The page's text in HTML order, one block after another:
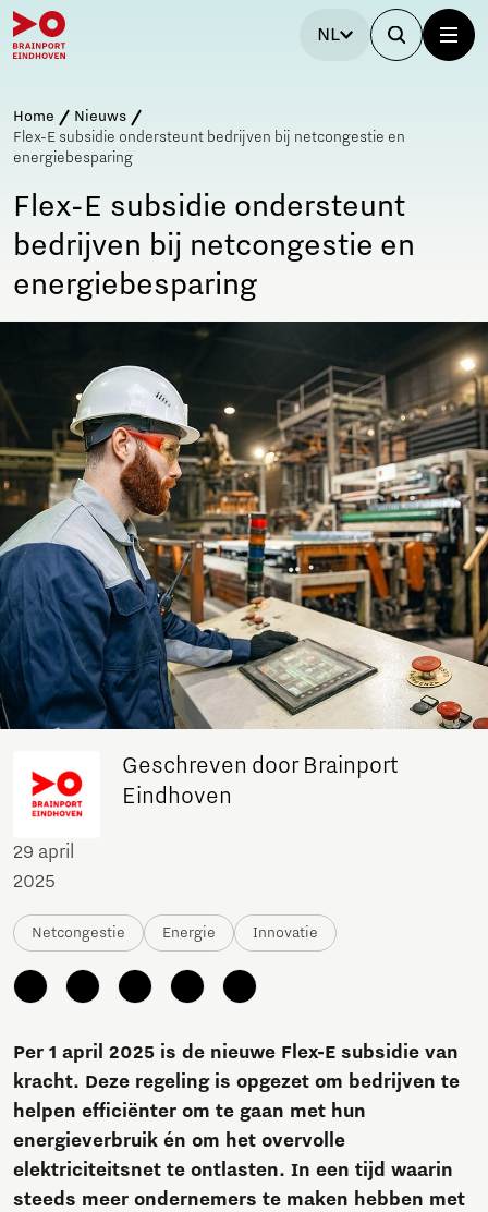
NL
Home
Nieuws
Flex-E subsidie ondersteunt bedrijven bij netcongestie en
energiebesparing
Flex-E subsidie ondersteunt
bedrijven bij netcongestie en
energiebesparing
Geschreven door Brainport
Eindhoven
29 april
2025
Netcongestie Energie Innovatie
Per 1 april 2025 is de nieuwe Flex-E subsidie van
kracht. Deze regeling is opgezet om bedrijven te
helpen efficiënter om te gaan met hun
energieverbruik én om het overvolle
elektriciteitsnet te ontlasten. In een tijd waarin
steeds meer ondernemers te maken hebben met